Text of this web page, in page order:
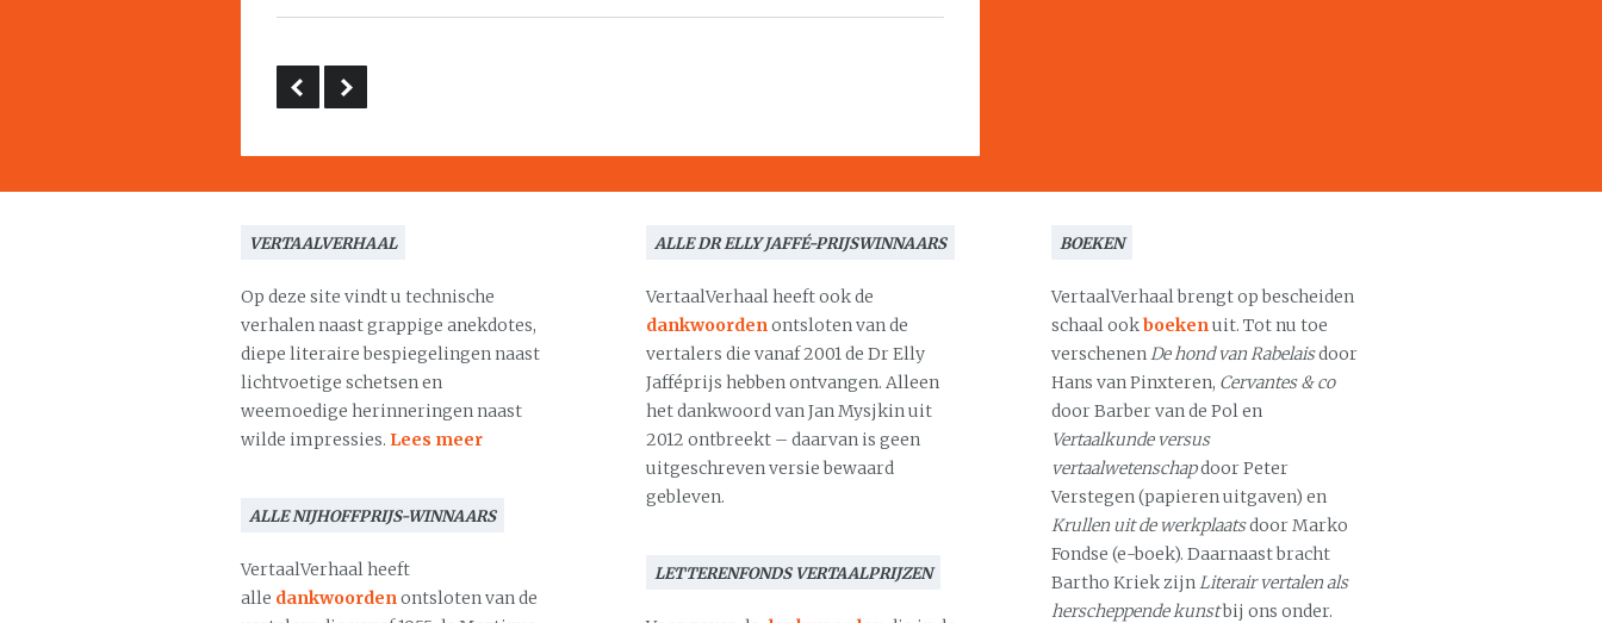
VERTAALVERHAAL
Op deze site vindt u technische
verhalen naast grappige anekdotes,
diepe literaire bespiegelingen naast
lichtvoetige schetsen en
weemoedige herinneringen naast
wilde impressies. Lees meer
ALLE NIJHOFFPRIJS-WINNAARS
VertaalVerhaal heeft
alle dankwoordenontsloten van de
ALLE DR ELLY JAFFÉ-PRIJSWINNAARS
VertaalVerhaal heeft ook de
dankwoordenontsloten van de
vertalers die vanaf 2001 de Dr Elly
Jafféprijs hebben ontvangen. Alleen
het dankwoord van Jan Mysjkin uit
2012 ontbreekt – daarvan is geen
uitgeschreven versie bewaard
gebleven.
LETTERENFONDS VERTAALPRIJZEN
BOEKEN
VertaalVerhaal brengt op bescheiden
schaal ookboekenuit. Tot nu toe
verschenenDe hond van Rabelaisdoor
Hans van Pinxteren, Cervantes & co
door Barber van de Pol en
Vertaalkunde versus
vertaalwetenschapdoor Peter
Verstegen (papieren uitgaven) en
Krullen uit de werkplaatsdoor Marko
Fondse (e-boek). Daarnaast bracht
Bartho Kriek zijnLiterair vertalen als
herscheppende kunstbij ons onder.